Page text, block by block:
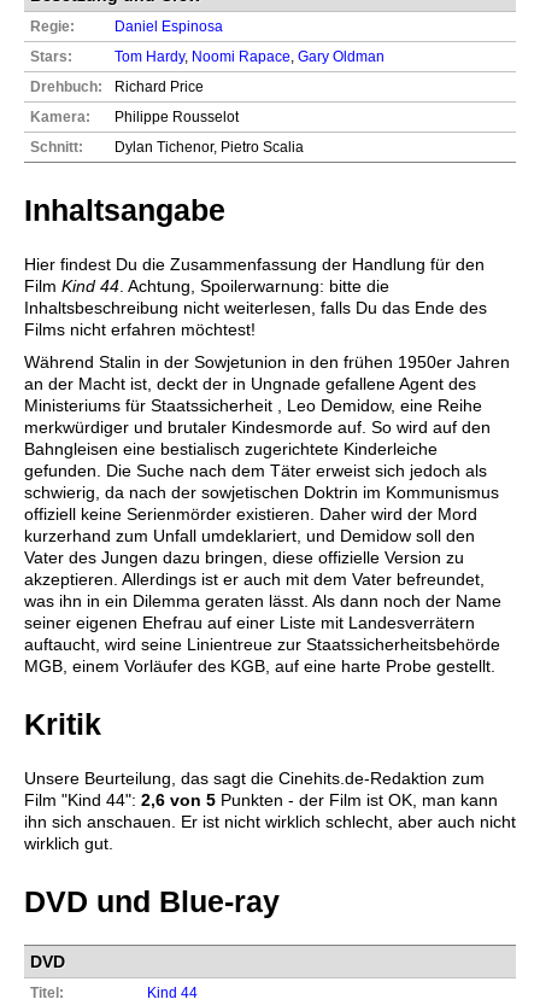
Regie:
Daniel Espinosa
Stars:
Tom Hardy, Noomi Rapace Gary Oldman
Drehbuch:
Richard Price
Kamera:
Philippe Rousselot
Schnitt:
Dylan Tichenor, Pietro Scalia
Inhaltsangabe
Hier findest Du die Zusammenfassung der Handlung für den
Film Kind 44 . Achtung, Spoilerwarnung: bitte die
Inhaltsbeschreibung nicht weiterlesen, falls Du das Ende des
Films nicht erfahren möchtest!
Während Stalin in der Sowjetunion in den frühen 1950er Jahren
an der Macht ist, deckt der in Ungnade gefallene Agent des
Ministeriums für Staatssicherheit , Leo Demidow, eine Reihe
merkwürdiger und brutaler Kindesmorde auf. So wird auf den
Bahngleisen eine bestialisch zugerichtete Kinderleiche
gefunden. Die Suche nach dem Täter erweist sich jedoch als
schwierig, da nach der sowjetischen Doktrin im Kommunismus
offiziell keine Serienmörder existieren. Daher wird der Mord
kurzerhand zum Unfall umdeklariert, und Demidow soll den
Vater des Jungen dazu bringen, diese offizielle Version zu
akzeptieren. Allerdings ist er auch mit dem Vater befreundet,
was ihn in ein Dilemma geraten lässt. Als dann noch der Name
seiner eigenen Ehefrau auf einer Liste mit Landesverrätern
auftaucht, wird seine Linientreue zur Staatssicherheitsbehörde
MGB, einem Vorläufer des KGB, auf eine harte Probe gestellt.
Kritik
Unsere Beurteilung, das sagt die Cinehits.de-Redaktion zum
Film "Kind 44": 2,6 von 5 Punkten - der Film ist OK, man kann
ihn sich anschauen. Er ist nicht wirklich schlecht, aber auch nicht
wirklich gut.
DVD und Blue-ray
DVD
Titel:
Kind 44